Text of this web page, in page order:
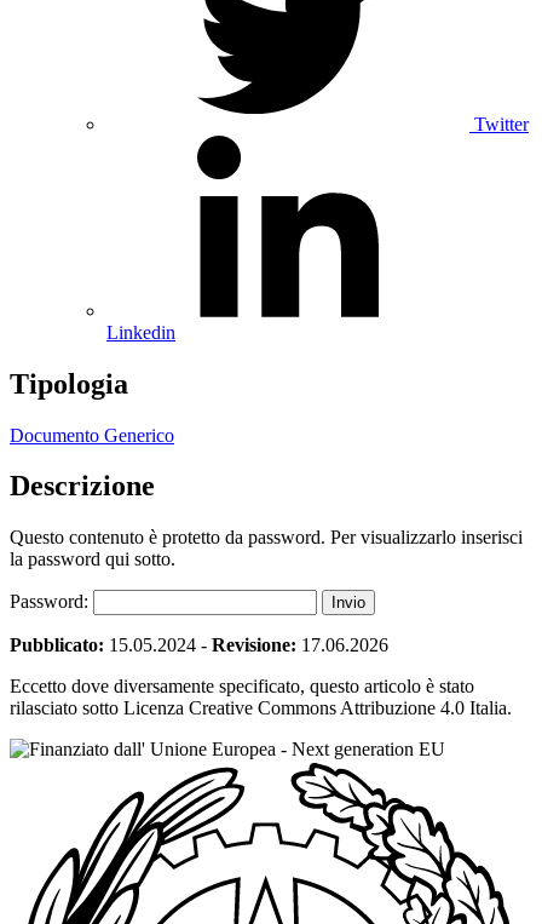
Twitter
Linkedin
Tipologia
Documento Generico
Descrizione
Questo contenuto è protetto da password. Per visualizzarlo inserisci
la password qui sotto.
Password:
Pubblicato: 15.05.2024 - Revisione: 17.06.2026
Eccetto dove diversamente specificato, questo articolo è stato
rilasciato sotto Licenza Creative Commons Attribuzione 4.0 Italia.